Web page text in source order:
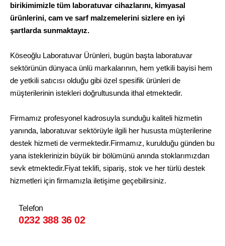
birikimimizle tüm laboratuvar cihazlarını, kimyasal
ürünlerini, cam ve sarf malzemelerini sizlere en iyi
şartlarda sunmaktayız.
Köseoğlu Laboratuvar Ürünleri, bugün başta laboratuvar
sektörünün dünyaca ünlü markalarının, hem yetkili bayisi hem
de yetkili satıcısı olduğu gibi özel spesifik ürünleri de
müşterilerinin istekleri doğrultusunda ithal etmektedir.
Firmamız profesyonel kadrosuyla sunduğu kaliteli hizmetin
yanında, laboratuvar sektörüyle ilgili her hususta müşterilerine
destek hizmeti de vermektedir.Firmamız, kurulduğu günden bu
yana isteklerinizin büyük bir bölümünü anında stoklarımızdan
sevk etmektedir.Fiyat teklifi, sipariş, stok ve her türlü destek
hizmetleri için firmamızla iletişime geçebilirsiniz.
Telefon
0232 388 36 02